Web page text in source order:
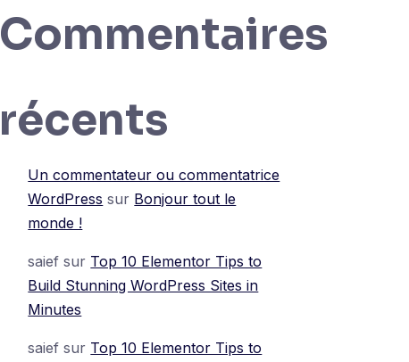
Commentaires
récents
Un commentateur ou commentatrice
WordPress sur Bonjour tout le
monde !
saief sur Top 10 Elementor Tips to
Build Stunning WordPress Sites in
Minutes
saief sur Top 10 Elementor Tips to